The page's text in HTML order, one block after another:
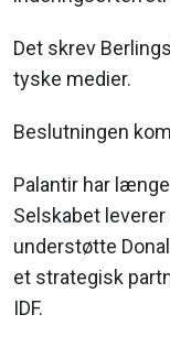
Det skrev
tyske medier.
Beslutningen
Palantir har
Selskabet
understøtte
et strategisk
IDF.